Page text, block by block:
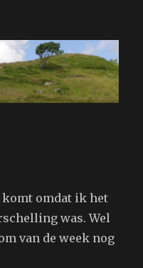
komt omdat ik het
was. Wel
van de week nog